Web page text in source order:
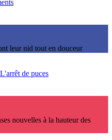
leur nid tout en douceur
de puces
nouvelles à la hauteur des